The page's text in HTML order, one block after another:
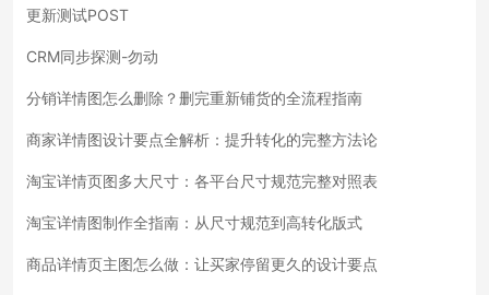
更新测试POST
CRM同步探测-勿动
分销详情图怎么删除？删完重新铺货的全流程指南
商家详情图设计要点全解析：提升转化的完整方法论
淘宝详情页图多大尺寸：各平台尺寸规范完整对照表
淘宝详情图制作全指南：从尺寸规范到高转化版式
商品详情页主图怎么做：让买家停留更久的设计要点